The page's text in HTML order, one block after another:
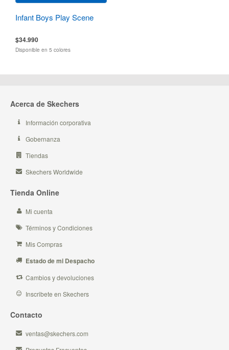
Infant Boys Play Scene
$34.990
Disponible en 5 colores
Acerca de Skechers
Información corporativa
Gobernanza
Tiendas
Skechers Worldwide
Tienda Online
Mi cuenta
Términos y Condiciones
Mis Compras
Estado de mi Despacho
Cambios y devoluciones
Inscribete en Skechers
Contacto
ventas@skechers.com